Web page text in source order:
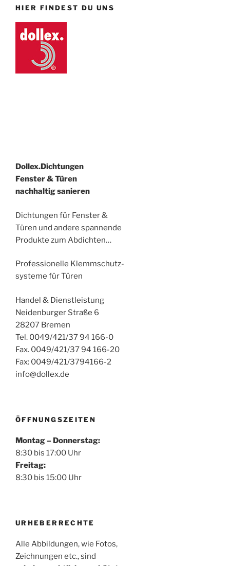
HIER FINDEST DU UNS
Dollex.Dichtungen
Fenster & Türen
nachhaltig sanieren
Dichtungen für Fenster &
Türen und andere spannende
Produkte zum Abdichten…
Professionelle Klemmschutz-
systeme für Türen
Handel & Dienstleistung
Neidenburger Straße 6
28207 Bremen
Tel. 0049/421/37 94 166-0
Fax. 0049/421/37 94 166-20
Fax: 0049/421/3794166-2
info@dollex.de
ÖFFNUNGSZEITEN
Montag – Donnerstag:
8:30 bis 17:00 Uhr
Freitag:
8:30 bis 15:00 Uhr
URHEBERRECHTE
Alle Abbildungen, wie Fotos,
Zeichnungen etc., sind